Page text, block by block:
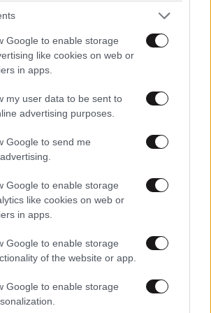
Google to enable storage
like cookies on web or
in apps.
my user data to be sent to
advertising purposes.
Google to send me
Google to enable storage
like cookies on web or
in apps.
Google to enable storage
of the website or app.
Google to enable storage
αντίκτυπο στην ευρύτερη
της Cresset Capital, μιας
αγορά θα είναι «
» των οικονομικών πολιτικών
παρακολουθούν την πτώση της
μετοχών και των
τους λογαριασμών θα αισθάνονται
είπε ο Άμπλιν, και θα
τους για μη αναγκαία
Τραμπ θα μπορούσε να αγνοήσει το